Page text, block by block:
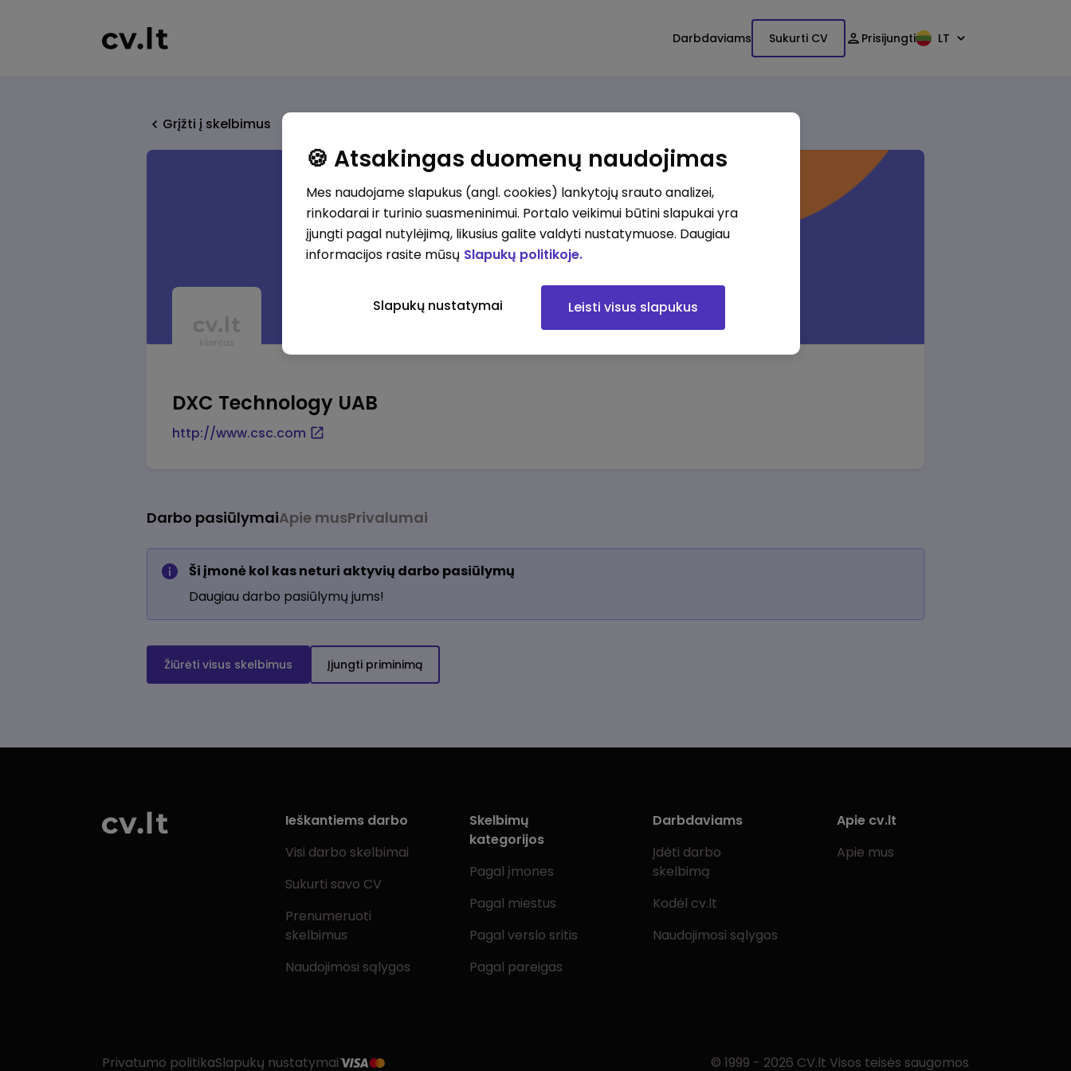
Darbdaviams Sukurti CV Prisijungti LT
Grįžti į skelbimus
DXC Technology UAB
http://www.csc.com
Darbo pasiūlymaiApie musPrivalumai
Ši įmonė kol kas neturi aktyvių darbo pasiūlymų
Daugiau darbo pasiūlymų jums!
Žiūrėti visus skelbimus Įjungti priminimą
Ieškantiems darbo
Visi darbo skelbimai
Sukurti savo CV
Prenumeruoti
skelbimus
Naudojimosi sąlygos
Skelbimų
kategorijos
Pagal įmones
Pagal miestus
Pagal verslo sritis
Pagal pareigas
Darbdaviams
Įdėti darbo
skelbimą
Kodėl cv.lt
Naudojimosi sąlygos
Apie cv.lt
Apie mus
Privatumo politikaSlapukų nustatymai © 1999 - 2026 CV.lt Visos teisės saugomos
🍪 Atsakingas duomenų naudojimas
Mes naudojame slapukus (angl. cookies) lankytojų srauto analizei,
rinkodarai ir turinio suasmeninimui. Portalo veikimui būtini slapukai yra
įjungti pagal nutylėjimą, likusius galite valdyti nustatymuose. Daugiau
informacijos rasite mūsų Slapukų politikoje.
Slapukų nustatymai Leisti visus slapukus